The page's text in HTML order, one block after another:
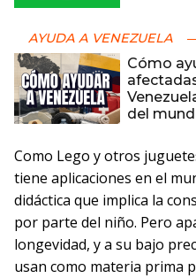
AYUDA A VENEZUELA
Cómo
del
Como Lego y otros
tiene aplicaciones en el
didáctica que implica la
por parte del niño. Pero
longevidad, y a su bajo
usan como materia prima